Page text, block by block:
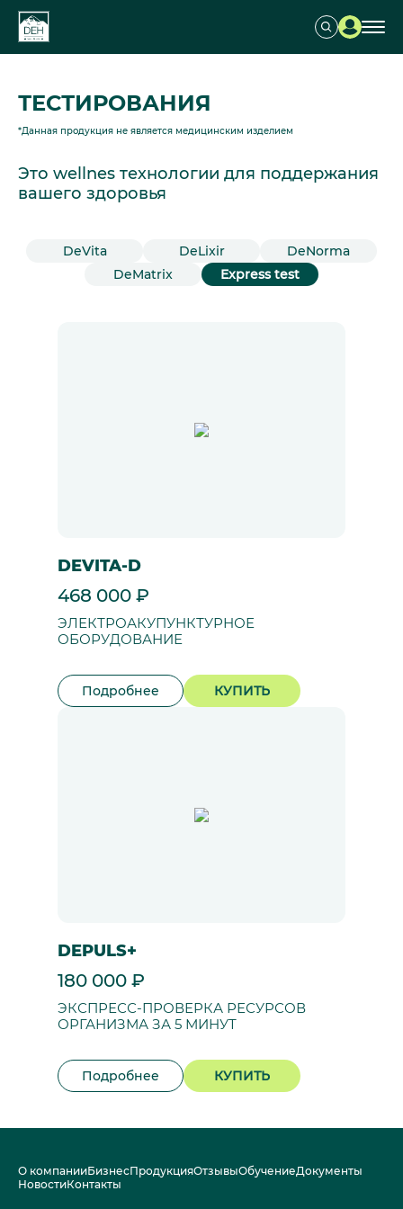
ТЕСТИРОВАНИЯ
*Данная продукция не является медицинским изделием
Это wellnes технологии для поддержания
вашего здоровья
DeVita DeLixir
DeNorma
DeMatrix
Express test
DEVITA-D
468 000 ₽
ЭЛЕКТРОАКУПУНКТУРНОЕ
ОБОРУДОВАНИЕ
Подробнее КУПИТЬ
DEPULS+
180 000 ₽
ЭКСПРЕСС-ПРОВЕРКА РЕСУРСОВ
ОРГАНИЗМА ЗА 5 МИНУТ
Подробнее КУПИТЬ
О компанииБизнесПродукцияОтзывыОбучениеДокументы
НовостиКонтакты